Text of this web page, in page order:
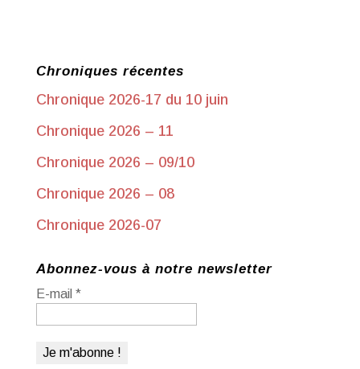
Chroniques récentes
Chronique 2026-17 du 10 juin
Chronique 2026 – 11
Chronique 2026 – 09/10
Chronique 2026 – 08
Chronique 2026-07
Abonnez-vous à notre newsletter
E-mail *